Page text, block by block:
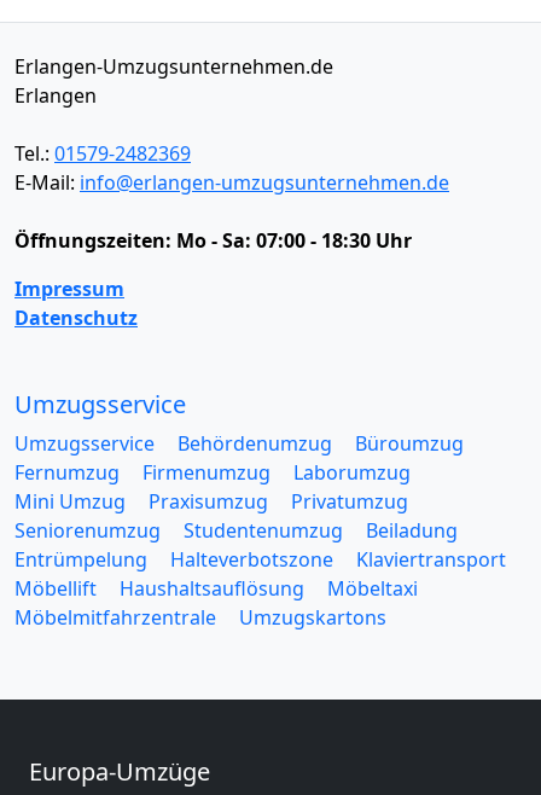
Erlangen-Umzugsunternehmen.de
Erlangen
Tel.: 01579-2482369
E-Mail: info@erlangen-umzugsunternehmen.de
Öffnungszeiten: Mo - Sa: 07:00 - 18:30 Uhr
Impressum
Datenschutz
Umzugsservice
Umzugsservice Behördenumzug
Büroumzug
Fernumzug
Firmenumzug
Laborumzug
Mini Umzug
Praxisumzug
Privatumzug
Seniorenumzug
Studentenumzug
Beiladung
Entrümpelung
Halteverbotszone
Klaviertransport
Möbellift
Haushaltsauflösung
Möbeltaxi
Möbelmitfahrzentrale
Umzugskartons
Europa-Umzüge